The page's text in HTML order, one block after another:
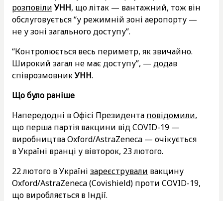
розповіли УНН, що літак — вантажний, тож він
обслуговується “у режимній зоні аеропорту —
не у зоні загального доступу”.
“Контролюється весь периметр, як звичайно.
Широкий загал не має доступу”, — додав
співрозмовникУНН.
Що було раніше
Напередодні в Офісі Президента повідомили,
що перша партія вакцини від COVID-19 —
виробництва Oxford/AstraZeneca — очікується
в Україні вранці у вівторок, 23 лютого.
22 лютого в Україні зареєстрували вакцину
Oxford/AstraZeneca (Covishield) проти COVID-19,
що виробляється в Індії.